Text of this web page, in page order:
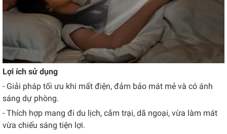
Lợi ích sử dụng
- Giải pháp tối ưu khi mất điện, đảm bảo mát mẻ và có ánh
sáng dự phòng.
- Thích hợp mang đi du lịch, cắm trại, dã ngoại, vừa làm mát
vừa chiếu sáng tiện lợi.